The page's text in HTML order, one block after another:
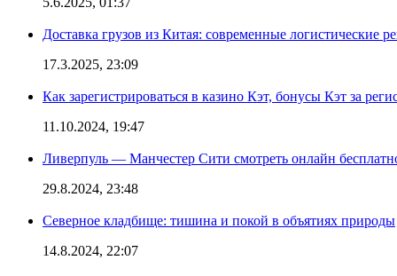
Доставка грузов из Китая: современные логистические
17.3.2025, 23:09
Как зарегистрироваться в казино Кэт, бонусы Кэт за
11.10.2024, 19:47
Ливерпуль — Манчестер Сити смотреть онлайн
29.8.2024, 23:48
Северное кладбище: тишина и покой в объятиях природы
14.8.2024, 22:07